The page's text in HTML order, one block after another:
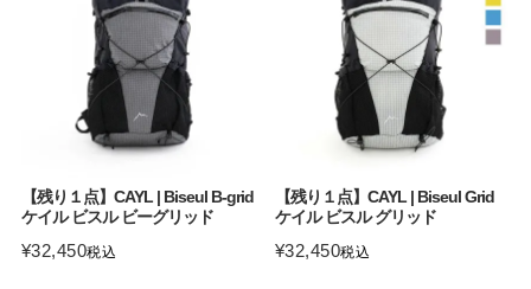
【残り１点】CAYL | Biseul B-grid
ケイル ビスル ビーグリッド
¥32,450税込
【残り１点】CAYL | Biseul Grid
ケイル ビスル グリッド
¥32,450税込